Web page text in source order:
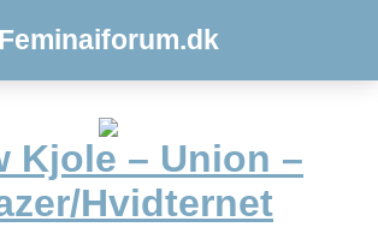
Feminaiforum.dk
Kjole – Union –
Hvidternet